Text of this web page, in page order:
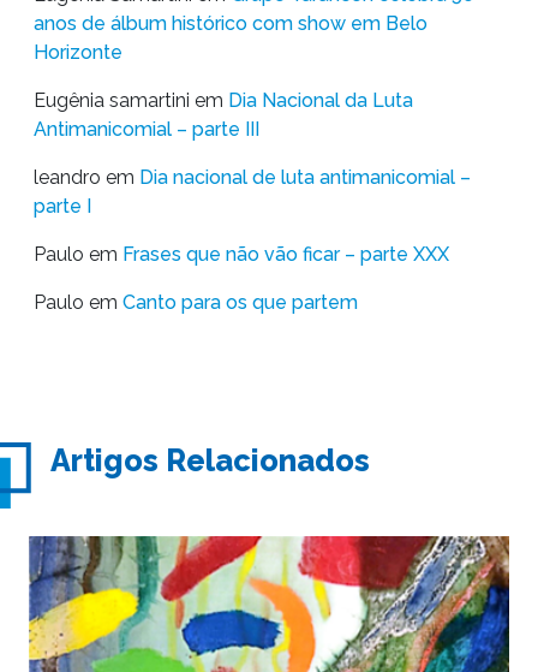
anos de álbum histórico com show em Belo
Horizonte
Eugênia samartini em Dia Nacional da Luta
Antimanicomial – parte III
leandro em Dia nacional de luta antimanicomial –
parte I
Paulo em Frases que não vão ficar – parte XXX
Paulo em Canto para os que partem
Artigos Relacionados